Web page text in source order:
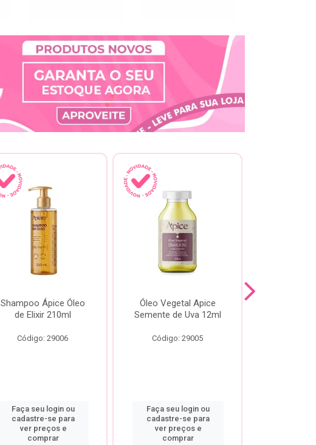
Shampoo Ápice Óleo
de Elixir 210ml
Código: 29006
Faça seu login ou
cadastre-se para
ver preços e
comprar
Óleo Vegetal Apice
Semente de Uva 12ml
Código: 29005
Faça seu login ou
cadastre-se para
ver preços e
comprar